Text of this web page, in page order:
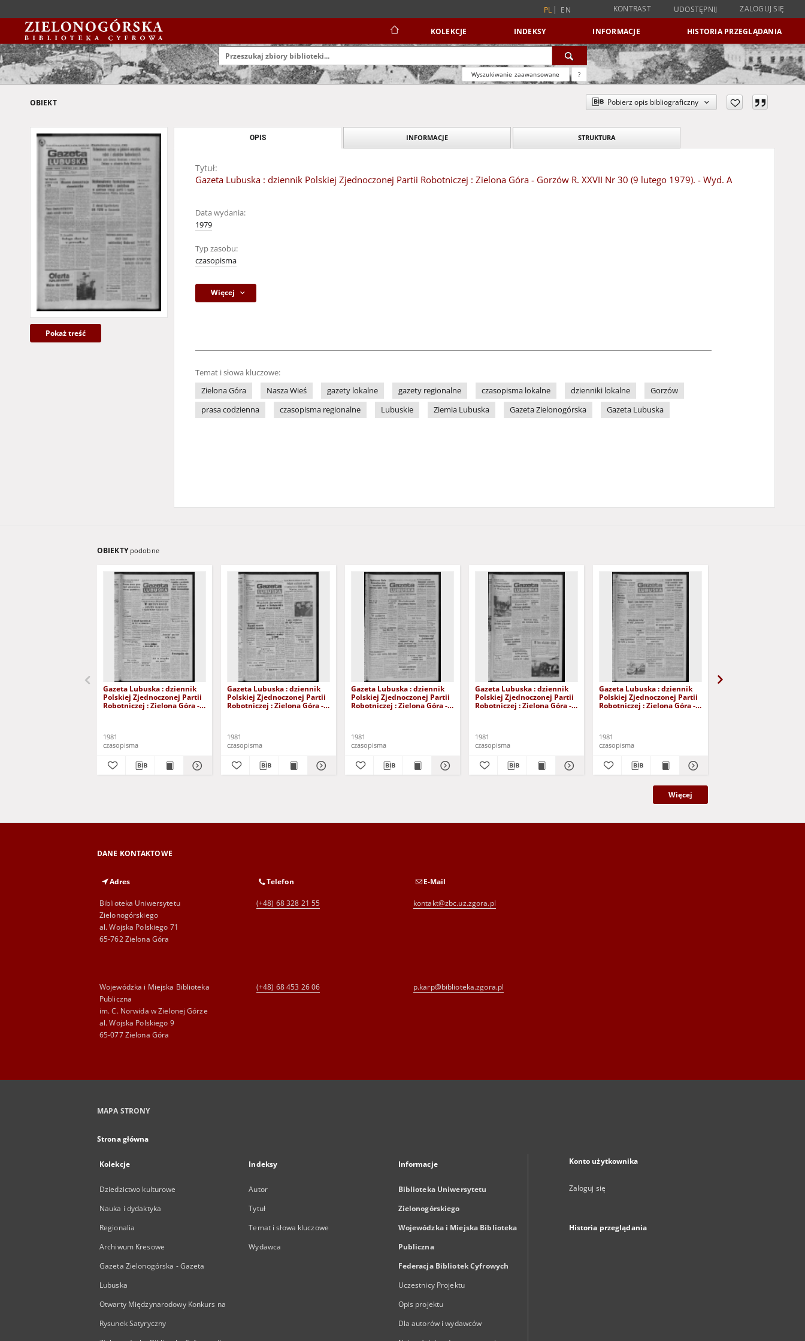
PL EN KONTRAST UDOSTĘPNIJ ZALOGUJ SIĘ
KOLEKCJE INDEKSY INFORMACJE HISTORIA PRZEGLĄDANIA
Wyszukiwanie zaawansowane ?
OBIEKT Pobierz opis bibliograficzny
Pokaż treść
OPIS INFORMACJE STRUKTURA
Tytuł:
Gazeta Lubuska : dziennik Polskiej Zjednoczonej Partii Robotniczej : Zielona Góra - Gorzów R. XXVII Nr 30 (9 lutego 1979). - Wyd. A
Data wydania:
1979
Typ zasobu:
czasopisma
Więcej
Temat i słowa kluczowe:
Zielona Góra
Nasza Wieś gazety lokalne gazety regionalne czasopisma lokalne dzienniki lokalne
Gorzów
prasa codzienna
czasopisma regionalne Lubuskie Ziemia Lubuska Gazeta Zielonogórska Gazeta Lubuska
OBIEKTY podobne
Gazeta Lubuska : dziennik
Polskiej Zjednoczonej Partii
Robotniczej : Zielona Góra -
1981
czasopisma
Gazeta Lubuska : dziennik
Polskiej Zjednoczonej Partii
Robotniczej : Zielona Góra -
1981
czasopisma
Gazeta Lubuska : dziennik
Polskiej Zjednoczonej Partii
Robotniczej : Zielona Góra -
1981
czasopisma
Gazeta Lubuska : dziennik
Polskiej Zjednoczonej Partii
Robotniczej : Zielona Góra -
1981
czasopisma
Gazeta Lubuska : dziennik
Polskiej Zjednoczonej Partii
Robotniczej : Zielona Góra -
1981
czasopisma
Więcej
DANE KONTAKTOWE
Adres
Biblioteka Uniwersytetu
Zielonogórskiego
al. Wojska Polskiego 71
65-762 Zielona Góra
Telefon
(+48) 68 328 21 55
E-Mail
kontakt@zbc.uz.zgora.pl
Wojewódzka i Miejska Biblioteka
Publiczna
im. C. Norwida w Zielonej Górze
al. Wojska Polskiego 9
65-077 Zielona Góra
(+48) 68 453 26 06 p.karp@biblioteka.zgora.pl
MAPA STRONY
Strona główna
Kolekcje
Dziedzictwo kulturowe
Nauka i dydaktyka
Regionalia
Archiwum Kresowe
Gazeta Zielonogórska - Gazeta
Lubuska
Otwarty Międzynarodowy Konkurs na
Rysunek Satyryczny
Indeksy
Autor
Tytuł
Temat i słowa kluczowe
Wydawca
Informacje
Biblioteka Uniwersytetu
Zielonogórskiego
Wojewódzka i Miejska Biblioteka
Publiczna
Federacja Bibliotek Cyfrowych
Uczestnicy Projektu
Opis projektu
Dla autorów i wydawców
Konto użytkownika
Zaloguj się
Historia przeglądania